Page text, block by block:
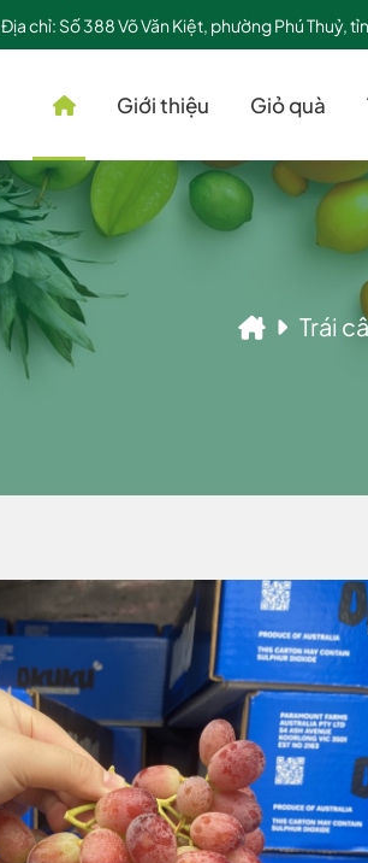
Địa chỉ: Số 388 Võ Văn Kiệt, phường Phú Thuỷ,
Giới thiệu Giỏ quà
Trái